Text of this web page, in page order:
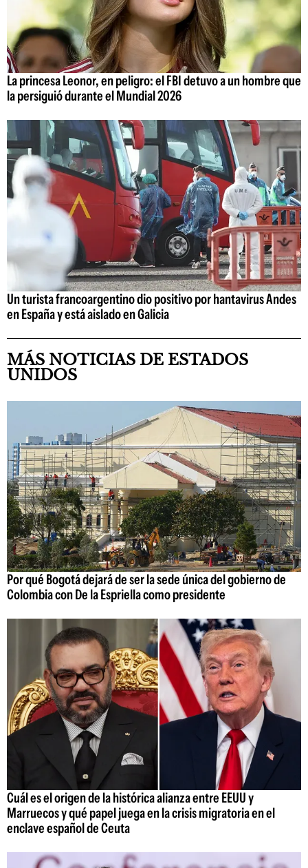
La princesa Leonor, en peligro: el FBI detuvo a un hombre que
la persiguió durante el Mundial 2026
Un turista francoargentino dio positivo por hantavirus Andes
en España y está aislado en Galicia
MÁS NOTICIAS DE ESTADOS
UNIDOS
Por qué Bogotá dejará de ser la sede única del gobierno de
Colombia con De la Espriella como presidente
Cuál es el origen de la histórica alianza entre EEUU y
Marruecos y qué papel juega en la crisis migratoria en el
enclave español de Ceuta